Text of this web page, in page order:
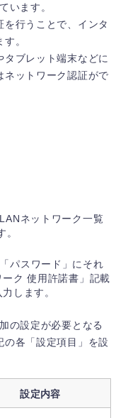
います。
行うことで、インタ
。
タブレット端末などに
ネットワーク認証がで
ネットワーク一覧
パスワード」にそれ
ク 使用許諾書」記載
します。
の設定が必要となる
各「設定項目」を設
設定内容